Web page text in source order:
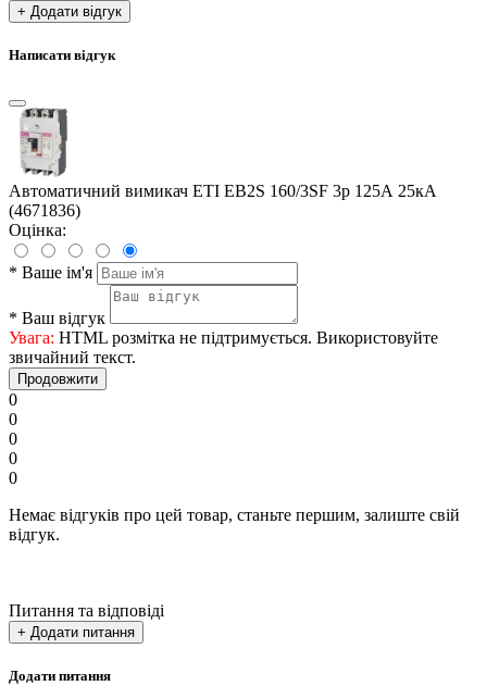
+ Додати відгук
Написати відгук
Автоматичний вимикач ETI EB2S 160/3SF 3p 125А 25кА
(4671836)
Оцінка:
* Ваше ім'я
* Ваш відгук
Увага: HTML розмітка не підтримується. Використовуйте
звичайний текст.
Продовжити
0
0
0
0
0
Немає відгуків про цей товар, станьте першим, залиште свій
відгук.
Питання та відповіді
+ Додати питання
Додати питання